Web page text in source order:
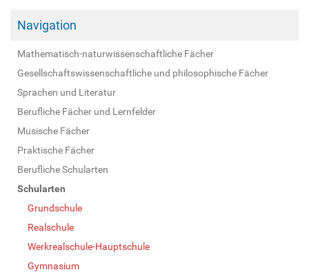
Navigation
Mathematisch-naturwissenschaftliche Fächer
Gesellschaftswissenschaftliche und philosophische Fächer
Sprachen und Literatur
Berufliche Fächer und Lernfelder
Musische Fächer
Praktische Fächer
Berufliche Schularten
Schularten
Grundschule
Realschule
Werkrealschule-Hauptschule
Gymnasium